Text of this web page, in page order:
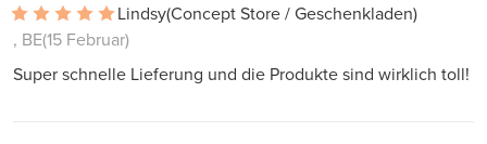
Lindsy(Concept Store / Geschenkladen)
, BE(15 Februar)
Super schnelle Lieferung und die Produkte sind wirklich toll!